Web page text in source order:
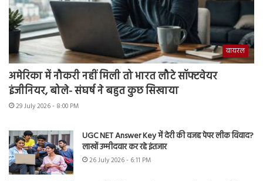
वायरल
अमेरिका में नौकरी नहीं मिली तो भारत लौटे सॉफ्टवेयर
इंजीनियर, बोले- संघर्ष ने बहुत कुछ सिखाया
29 July 2026 - 8:00 PM
UGC NET Answer Key में देरी की वजह पेपर लीक विवाद?
लाखों उम्मीदवार कर रहे इंतजार
26 July 2026 - 6:11 PM